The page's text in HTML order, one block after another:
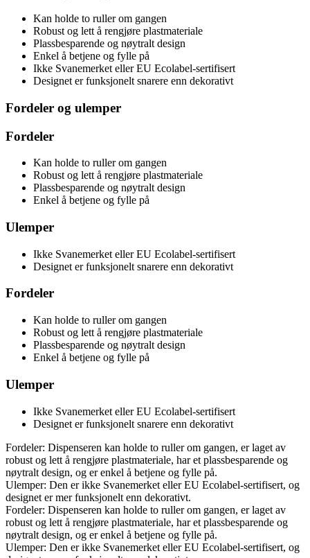
Kan holde to ruller om gangen
Robust og lett å rengjøre plastmateriale
Plassbesparende og nøytralt design
Enkel å betjene og fylle på
Ikke Svanemerket eller EU Ecolabel-sertifisert
Designet er funksjonelt snarere enn dekorativt
Fordeler og ulemper
Fordeler
Kan holde to ruller om gangen
Robust og lett å rengjøre plastmateriale
Plassbesparende og nøytralt design
Enkel å betjene og fylle på
Ulemper
Ikke Svanemerket eller EU Ecolabel-sertifisert
Designet er funksjonelt snarere enn dekorativt
Fordeler
Kan holde to ruller om gangen
Robust og lett å rengjøre plastmateriale
Plassbesparende og nøytralt design
Enkel å betjene og fylle på
Ulemper
Ikke Svanemerket eller EU Ecolabel-sertifisert
Designet er funksjonelt snarere enn dekorativt
Fordeler: Dispenseren kan holde to ruller om gangen, er laget av
robust og lett å rengjøre plastmateriale, har et plassbesparende og
nøytralt design, og er enkel å betjene og fylle på.
Ulemper: Den er ikke Svanemerket eller EU Ecolabel-sertifisert, og
designet er mer funksjonelt enn dekorativt.
Fordeler: Dispenseren kan holde to ruller om gangen, er laget av
robust og lett å rengjøre plastmateriale, har et plassbesparende og
nøytralt design, og er enkel å betjene og fylle på.
Ulemper: Den er ikke Svanemerket eller EU Ecolabel-sertifisert, og